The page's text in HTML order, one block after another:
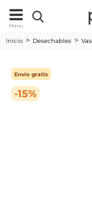
Menu
Inicio Desechables
-15%
Envío gratis